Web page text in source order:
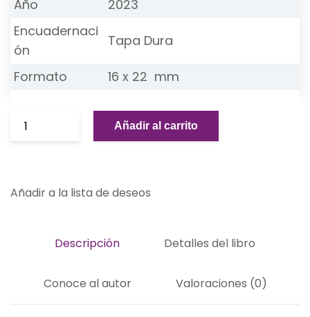
Año
2023
Encuadernaci
ón
Tapa Dura
Formato 16 x 22 mm
Añadir al carrito
Añadir a la lista de deseos
Descripción Detalles del libro
Conoce al autor Valoraciones (0)